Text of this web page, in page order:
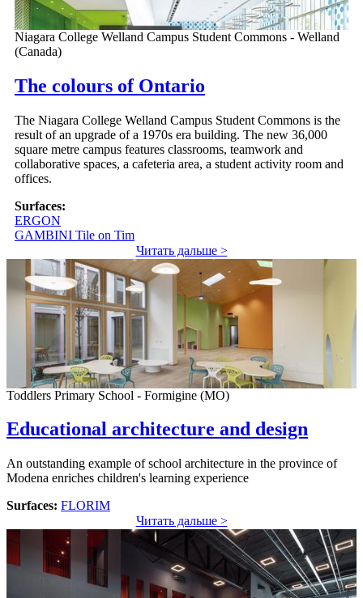
Niagara College Welland Campus Student Commons - Welland
(Canada)
The colours of Ontario
The Niagara College Welland Campus Student Commons is the
result of an upgrade of a 1970s era building. The new 36,000
square metre campus features classrooms, teamwork and
collaborative spaces, a cafeteria area, a student activity room and
offices.
Surfaces:
ERGON
GAMBINI Tile on Tim
Читать дальше >
Toddlers Primary School - Formigine (MO)
Educational architecture and design
An outstanding example of school architecture in the province of
Modena enriches children's learning experience
Surfaces: FLORIM
Читать дальше >